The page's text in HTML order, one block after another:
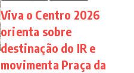
Viva o Centro 2026
orienta sobre
destinação do IR e
movimenta Praça da